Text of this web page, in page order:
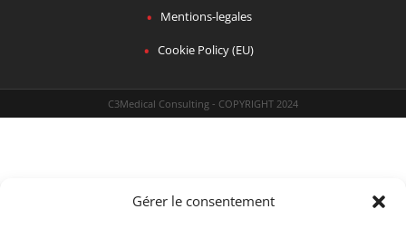
Gérer le consentement
Mentions-legales
Cookie Policy (EU)
C3Medical Consulting - COPYRIGHT 2024